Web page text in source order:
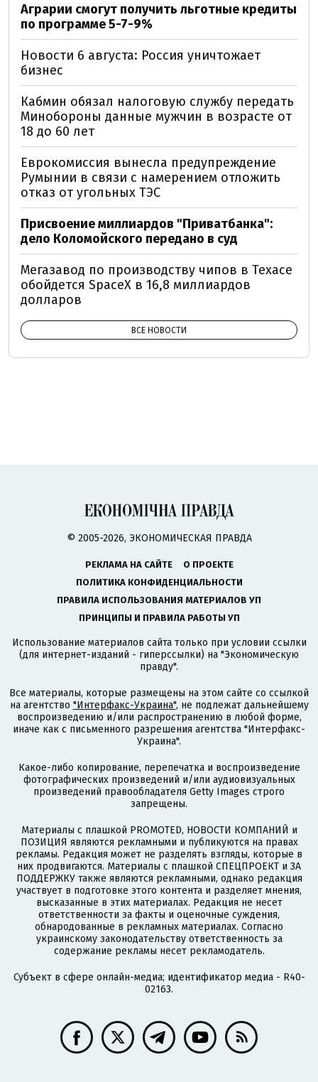
Аграрии смогут получить льготные кредиты
по программе 5-7-9%
Новости 6 августа: Россия уничтожает
бизнес
Кабмин обязал налоговую службу передать
Минобороны данные мужчин в возрасте от
18 до 60 лет
Еврокомиссия вынесла предупреждение
Румынии в связи с намерением отложить
отказ от угольных ТЭС
Присвоение миллиардов "Приватбанка":
дело Коломойского передано в суд
Мегазавод по производству чипов в Техасе
обойдется SpaceX в 16,8 миллиардов
долларов
ВСЕ НОВОСТИ
© 2005-2026, ЭКОНОМИЧЕСКАЯ ПРАВДА
РЕКЛАМА НА САЙТЕ
О ПРОЕКТЕ
ПОЛИТИКА КОНФИДЕНЦИАЛЬНОСТИ
ПРАВИЛА ИСПОЛЬЗОВАНИЯ МАТЕРИАЛОВ УП
ПРИНЦИПЫ И ПРАВИЛА РАБОТЫ УП
Использование материалов сайта только при условии ссылки
(для интернет-изданий - гиперссылки) на "Экономическую
правду".
Все материалы, которые размещены на этом сайте со ссылкой
на агентство "Интерфакс-Украина", не подлежат дальнейшему
воспроизведению и/или распространению в любой форме,
иначе как с письменного разрешения агентства "Интерфакс-
Украина".
Какое-либо копирование, перепечатка и воспроизведение
фотографических произведений и/или аудиовизуальных
произведений правообладателя Getty Images строго
запрещены.
Материалы с плашкой PROMOTED, НОВОСТИ КОМПАНИЙ и
ПОЗИЦИЯ являются рекламными и публикуются на правах
рекламы. Редакция может не разделять взгляды, которые в
них продвигаются. Материалы с плашкой СПЕЦПРОЕКТ и ЗА
ПОДДЕРЖКУ также являются рекламными, однако редакция
участвует в подготовке этого контента и разделяет мнения,
высказанные в этих материалах. Редакция не несет
ответственности за факты и оценочные суждения,
обнародованные в рекламных материалах. Согласно
украинскому законодательству ответственность за
содержание рекламы несет рекламодатель.
Субъект в сфере онлайн-медиа; идентификатор медиа - R40-
02163.